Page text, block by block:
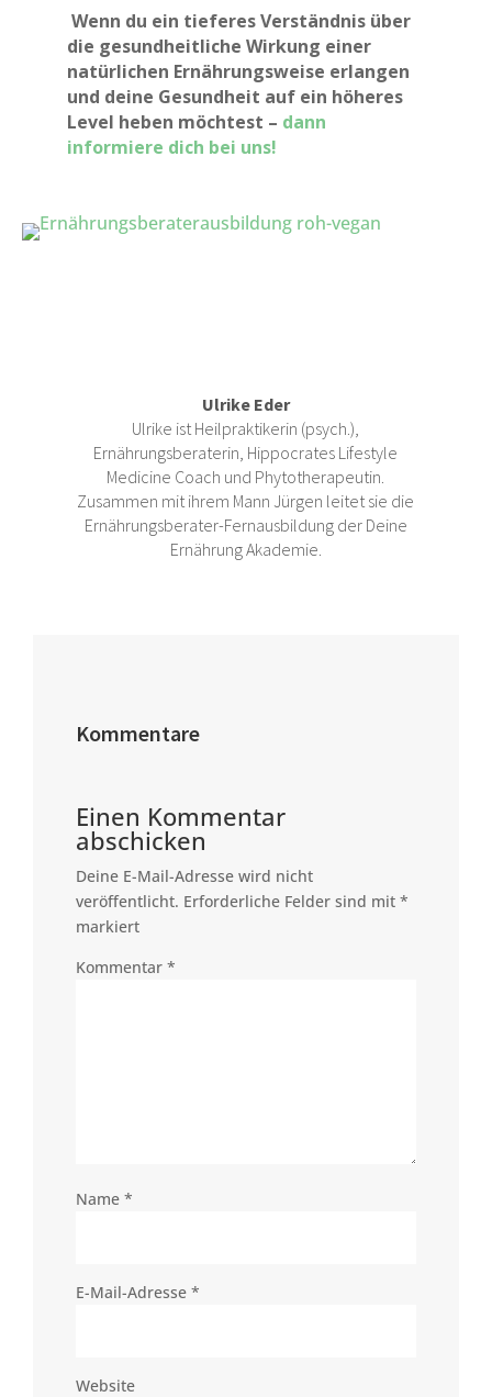
Wenn du ein tieferes Verständnis über
die gesundheitliche Wirkung einer
natürlichen Ernährungsweise erlangen
und deine Gesundheit auf ein höheres
Level heben möchtest – dann
informiere dich bei uns!
Ulrike Eder
Ulrike ist Heilpraktikerin (psych.),
Ernährungsberaterin, Hippocrates Lifestyle
Medicine Coach und Phytotherapeutin.
Zusammen mit ihrem Mann Jürgen leitet sie die
Ernährungsberater-Fernausbildung der Deine
Ernährung Akademie.
Kommentare
Einen Kommentar
abschicken
Deine E-Mail-Adresse wird nicht
veröffentlicht. Erforderliche Felder sind mit *
markiert
Kommentar *
Name *
E-Mail-Adresse *
Website